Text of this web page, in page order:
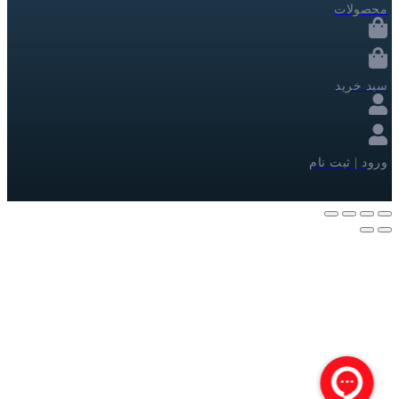
محصولات
سبد خرید
ورود | ثبت نام